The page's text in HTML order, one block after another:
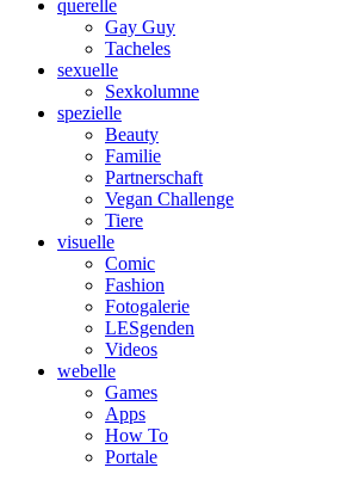
querelle
Gay Guy
Tacheles
sexuelle
Sexkolumne
spezielle
Beauty
Familie
Partnerschaft
Vegan Challenge
Tiere
visuelle
Comic
Fashion
Fotogalerie
LESgenden
Videos
webelle
Games
Apps
How To
Portale